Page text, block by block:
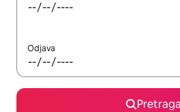
Odjava
Pretraga